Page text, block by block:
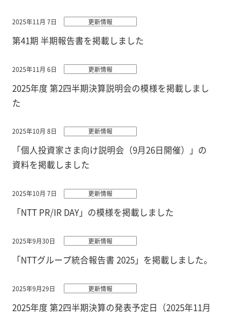
2025年11月 7日 更新情報
第41期 半期報告書を掲載しました
2025年11月 6日 更新情報
2025年度 第2四半期決算説明会の模様を掲載しまし
た
2025年10月 8日 更新情報
「個人投資家さま向け説明会（9月26日開催）」の
資料を掲載しました
2025年10月 7日 更新情報
「NTT PR/IR DAY」の模様を掲載しました
2025年9月30日 更新情報
「NTTグループ統合報告書 2025」を掲載しました。
2025年9月29日 更新情報
2025年度 第2四半期決算の発表予定日（2025年11月